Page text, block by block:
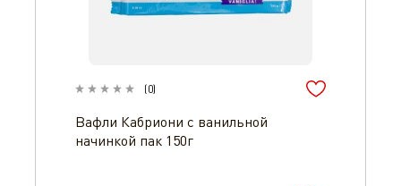
(0)
Вафли Кабриони с ванильной
начинкой пак 150г